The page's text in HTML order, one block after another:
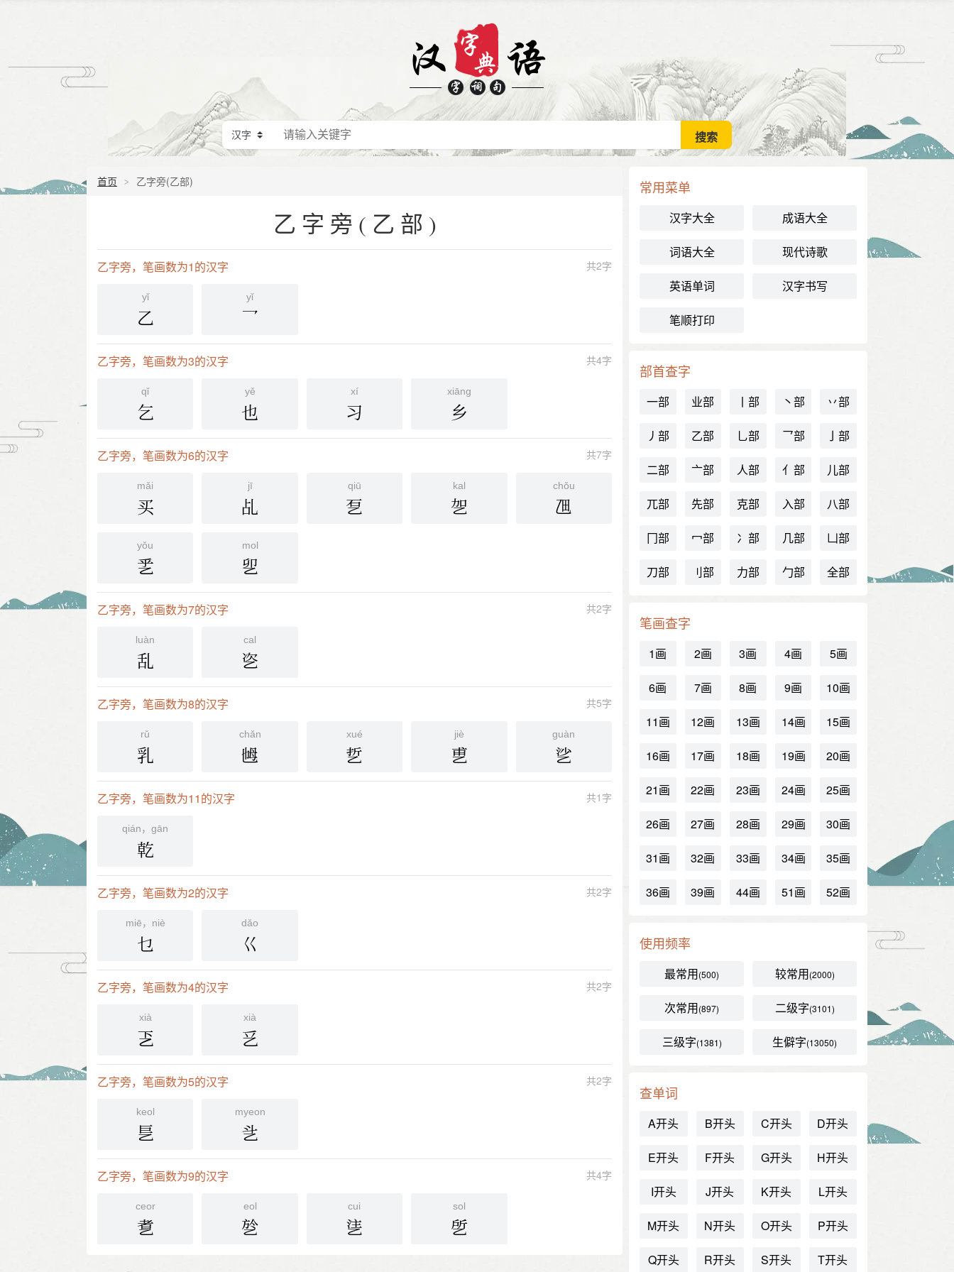
首页 乙字旁(乙部)
乙字旁(乙部)
共2字
乙字旁，笔画数为1的汉字
yǐ
乙
yǐ
乛
共4字
乙字旁，笔画数为3的汉字
qǐ
乞
yě
也
xí
习
xiānɡ
乡
共7字
乙字旁，笔画数为6的汉字
mǎi
买
jī
乩
qiū
乭
kal
乫
chǒu
乪
yǒu
乯
mol
乮
共2字
乙字旁，笔画数为7的汉字
luàn
乱
cal
乲
共5字
乙字旁，笔画数为8的汉字
rǔ
乳
chǎn
乸
xué
乴
jiè
乶
ɡuàn
乷
共1字
乙字旁，笔画数为11的汉字
qián，gān
乾
共2字
乙字旁，笔画数为2的汉字
miē，niè
乜
dǎo
巜
共2字
乙字旁，笔画数为4的汉字
xià
乤
xià
乥
共2字
乙字旁，笔画数为5的汉字
keol
乬
myeon
乧
共4字
乙字旁，笔画数为9的汉字
ceor
乽
eol
乻
cui
乼
sol
乺
常用菜单
汉字大全 成语大全
词语大全 现代诗歌
英语单词 汉字书写
笔顺打印
部首查字
一部 业部 丨部 丶部 丷部
丿部 乙部 乚部 乛部 亅部
二部 亠部 人部 亻部 儿部
兀部 先部 克部 入部 八部
冂部 冖部 冫部 几部 凵部
刀部 刂部 力部 勹部 全部
笔画查字
1画 2画 3画 4画 5画
6画 7画 8画 9画 10画
11画 12画 13画 14画 15画
16画 17画 18画 19画 20画
21画 22画 23画 24画 25画
26画 27画 28画 29画 30画
31画 32画 33画 34画 35画
36画 39画 44画 51画 52画
使用频率
最常用(500) 较常用(2000)
次常用(897) 二级字(3101)
三级字(1381) 生僻字(13050)
查单词
A开头 B开头 C开头 D开头
E开头 F开头 G开头 H开头
I开头 J开头 K开头 L开头
M开头 N开头 O开头 P开头
Q开头 R开头 S开头 T开头